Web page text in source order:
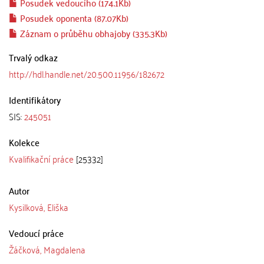
Posudek oponenta (87.07Kb)
Záznam o průběhu obhajoby (335.3Kb)
Trvalý odkaz
http://hdl.handle.net/20.500.11956/182672
Identifikátory
SIS:245051
Kolekce
Kvalifikační práce [25332]
Autor
Kysilková, Eliška
Vedoucí práce
Žáčková, Magdalena